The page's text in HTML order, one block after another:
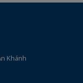
Khánh